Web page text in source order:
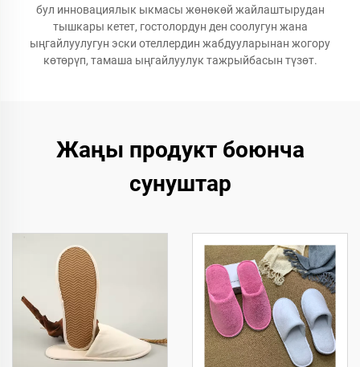
бул инновациялык ыкмасы жөнөкөй жайлаштырудан
тышкары кетет, гостолордун ден соолугун жана
ыңгайлуулугун эски отеллердин жабдууларынан жогору
көтөрүп, тамаша ыңгайлуулук тажрыйбасын түзөт.
Жаңы продукт боюнча
сунуштар